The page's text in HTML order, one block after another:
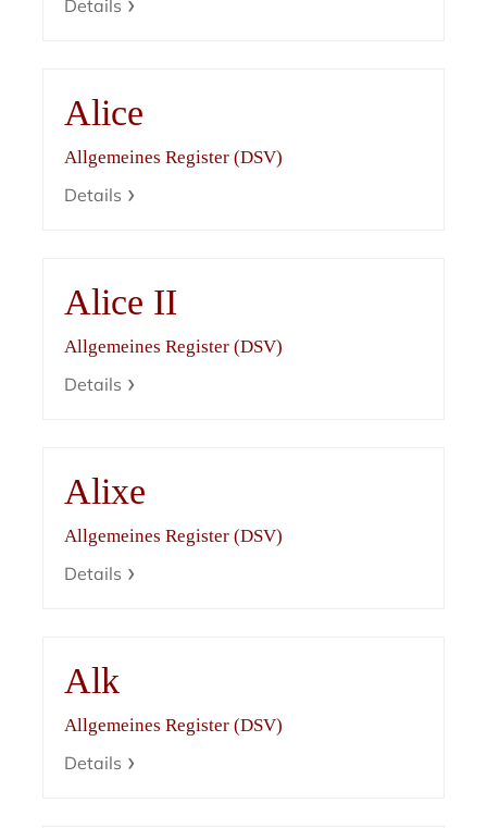
Details
Alice
Allgemeines Register (DSV)
Details
Alice II
Allgemeines Register (DSV)
Details
Alixe
Allgemeines Register (DSV)
Details
Alk
Allgemeines Register (DSV)
Details